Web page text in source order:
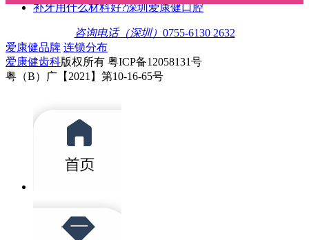
补牙用什么材料好?深圳爱康健口腔
咨询电话（深圳） 0755-6130 2632
爱康健品牌 连锁分布
爱康健齿科版权所有 粤ICP备12058131号
粤（B）广【2021】第10-16-65号